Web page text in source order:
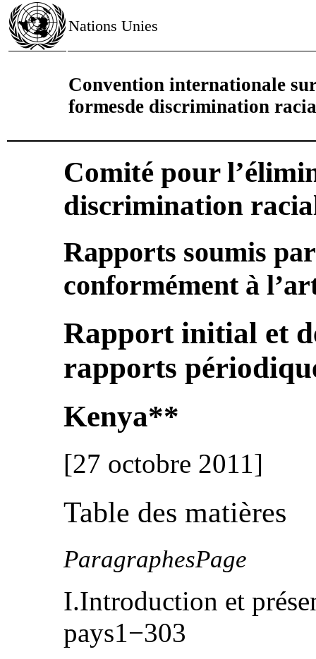
Nations Unies
Convention internationale
formesde discrimination
Comité pour
discrimination
Rapports soumis
conformément à
Rapport initial et
rapports
Kenya**
[27 octobre 2011]
Table des matières
ParagraphesPage
I.Introduction et
pays1−303